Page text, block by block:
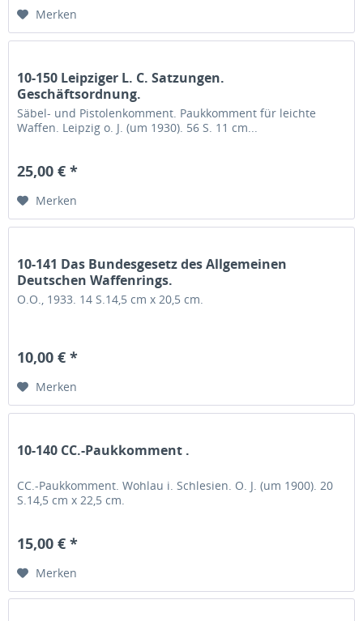
Merken
10-150 Leipziger L. C. Satzungen.
Geschäftsordnung.
Säbel- und Pistolenkomment. Paukkomment für leichte
Waffen. Leipzig o. J. (um 1930). 56 S. 11 cm...
25,00 € *
Merken
10-141 Das Bundesgesetz des Allgemeinen
Deutschen Waffenrings.
O.O., 1933. 14 S.14,5 cm x 20,5 cm.
10,00 € *
Merken
10-140 CC.-Paukkomment .
CC.-Paukkomment. Wohlau i. Schlesien. O. J. (um 1900). 20
S.14,5 cm x 22,5 cm.
15,00 € *
Merken